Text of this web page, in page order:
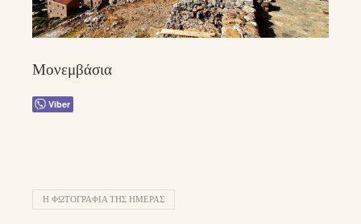
Μονεμβάσια
Viber
Η ΦΩΤΟΓΡΑΦΊΑ ΤΗΣ ΗΜΈΡΑΣ